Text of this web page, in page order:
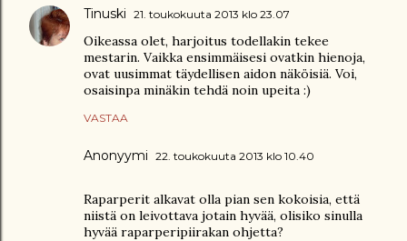
Tinuski 21. toukokuuta 2013 klo 23.07
Oikeassa olet, harjoitus todellakin tekee
mestarin. Vaikka ensimmäisesi ovatkin hienoja,
ovat uusimmat täydellisen aidon näköisiä. Voi,
osaisinpa minäkin tehdä noin upeita :)
VASTAA
Anonyymi 22. toukokuuta 2013 klo 10.40
Raparperit alkavat olla pian sen kokoisia, että
niistä on leivottava jotain hyvää, olisiko sinulla
hyvää raparperipiirakan ohjetta?